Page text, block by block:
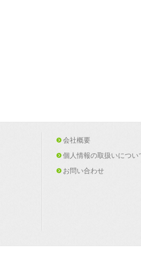
会社概要
個人情報の取扱いについ
お問い合わせ